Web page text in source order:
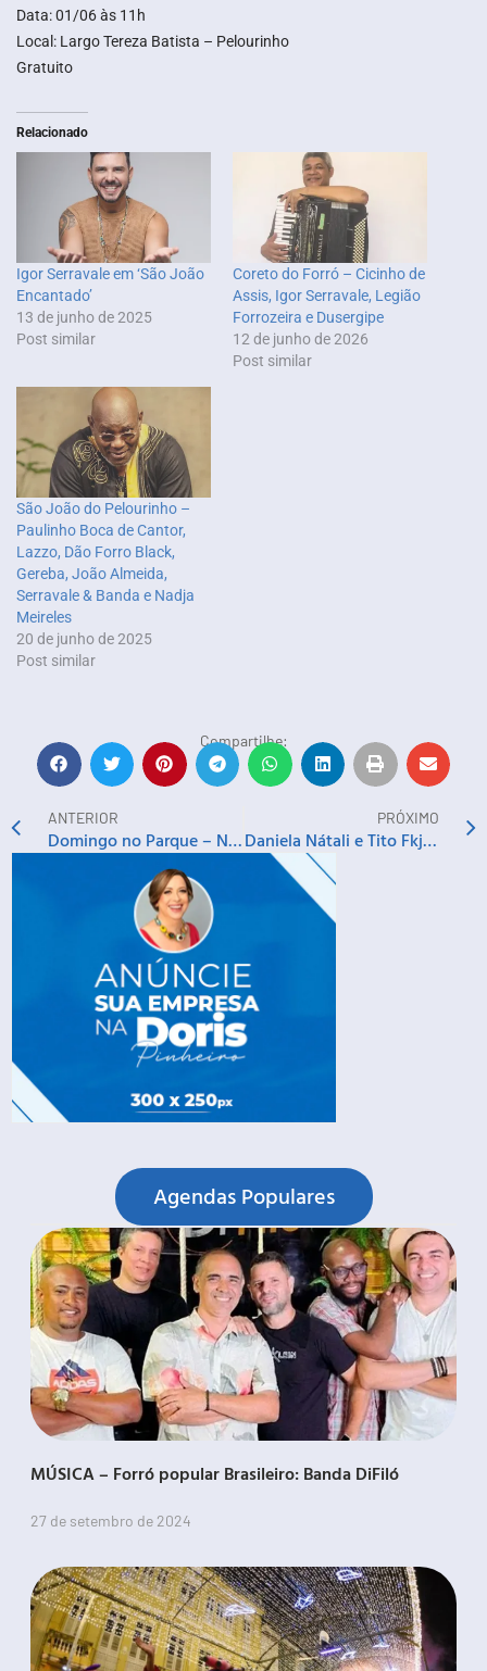
Compartilhe:
ANTERIOR
Domingo no Parque – NEOJIBA em ‘Entre Tangos e Choros’
PRÓXIMO
Daniela Nátali e Tito Fkjunaga em ‘Choro Madeira’
Data: 01/06 às 11h
Local: Largo Tereza Batista – Pelourinho
Gratuito
Relacionado
Igor Serravale em ‘São João
Encantado’
13 de junho de 2025
Post similar
Coreto do Forró – Cicinho de
Assis, Igor Serravale, Legião
Forrozeira e Dusergipe
12 de junho de 2026
Post similar
São João do Pelourinho –
Paulinho Boca de Cantor,
Lazzo, Dão Forro Black,
Gereba, João Almeida,
Serravale & Banda e Nadja
Meireles
20 de junho de 2025
Post similar
Agendas Populares
MÚSICA – Forró popular Brasileiro: Banda DiFiló
27 de setembro de 2024